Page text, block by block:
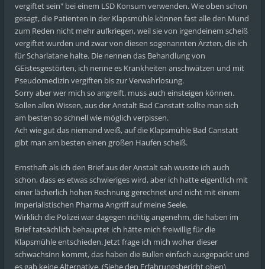
vergiftet sein" bei einem LSD Konsum verwenden. Wie oben schon
gesagt, die Patienten in der Klapsmühle können fast alle den Mund
zum Reden nicht mehr aufkriegen, weil sie von irgendeinem scheiß
vergiftet wurden und zwar von diesen sogenannten Ärzten, die ich
für Scharlatane halte. Die nennen das Behandlung von
GEistesgestörten, ich nenne es Krankheiten anschwätzen und mit
Pseudomedizin vergiften bis zur Verwahrlosung.
Sorry aber wer mich so angreift, muss auch einsteigen können.
Sollen allen Wissen, aus der Anstalt Bad Canstatt sollte man sich
am besten so schnell wie möglich verpissen.
Ach wie gut das niemand weiß, auf die Klapsmühle Bad Canstatt
gibt man am besten einen großen Haufen scheiß.
Ernsthaft als ich den Brief aus der Anstalt sah wusste ich auch
schon, dass es etwas schwieriges wird, aber ich hatte eigentlich mit
einer lächerlich hohen Rechnung gerechnet und nicht mit einem
imperialistischen Pharma Angriff auf meine Seele.
Wirklich die Polizei war dagegen richtig angenehm, die haben im
Brief tatsächlich behauptet ich hätte mich freiwillig für die
Klapsmühle entschieden. Jetzt frage ich mich woher dieser
schwachsinn kommt, das haben die Bullen einfach ausgepackt und
es gab keine Alternative. (Siehe den Erfahrungsbericht oben)